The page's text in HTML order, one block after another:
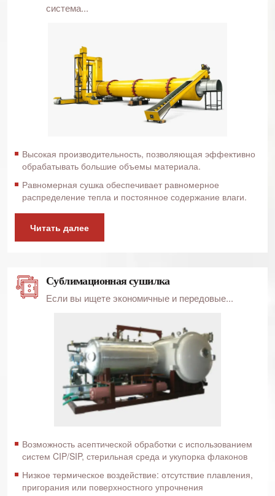
система...
Высокая производительность, позволяющая эффективно
обрабатывать большие объемы материала.
Равномерная сушка обеспечивает равномерное
распределение тепла и постоянное содержание влаги.
Читать далее
Сублимационная сушилка
Если вы ищете экономичные и передовые...
Возможность асептической обработки с использованием
систем CIP/SIP, стерильная среда и укупорка флаконов
Низкое термическое воздействие: отсутствие плавления,
пригорания или поверхностного упрочнения